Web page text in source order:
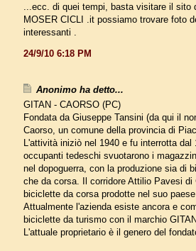
...ecc. di quei tempi, basta visitare il sito
MOSER CICLI .it possiamo trovare foto
interessanti .
24/9/10 6:18 PM
Anonimo ha detto...
GITAN - CAORSO (PC)
Fondata da Giuseppe Tansini (da qui il
Caorso, un comune della provincia di
L'attività iniziò nel 1940 e fu interrotta dal
occupanti tedeschi svuotarono i
nel dopoguerra, con la produzione sia di
che da corsa. Il corridore Attilio Pavesi di
biciclette da corsa prodotte nel suo
Attualmente l'azienda esiste ancora e
biciclette da turismo con il marchio
L'attuale proprietario è il genero del